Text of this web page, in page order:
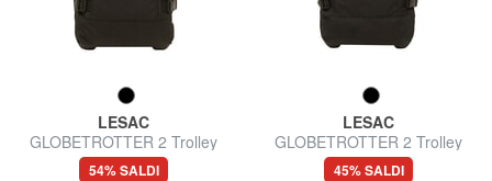
LESAC
GLOBETROTTER 2 Trolley
misura media
54% SALDI
LESAC
GLOBETROTTER 2 Trolley
misura grande
45% SALDI